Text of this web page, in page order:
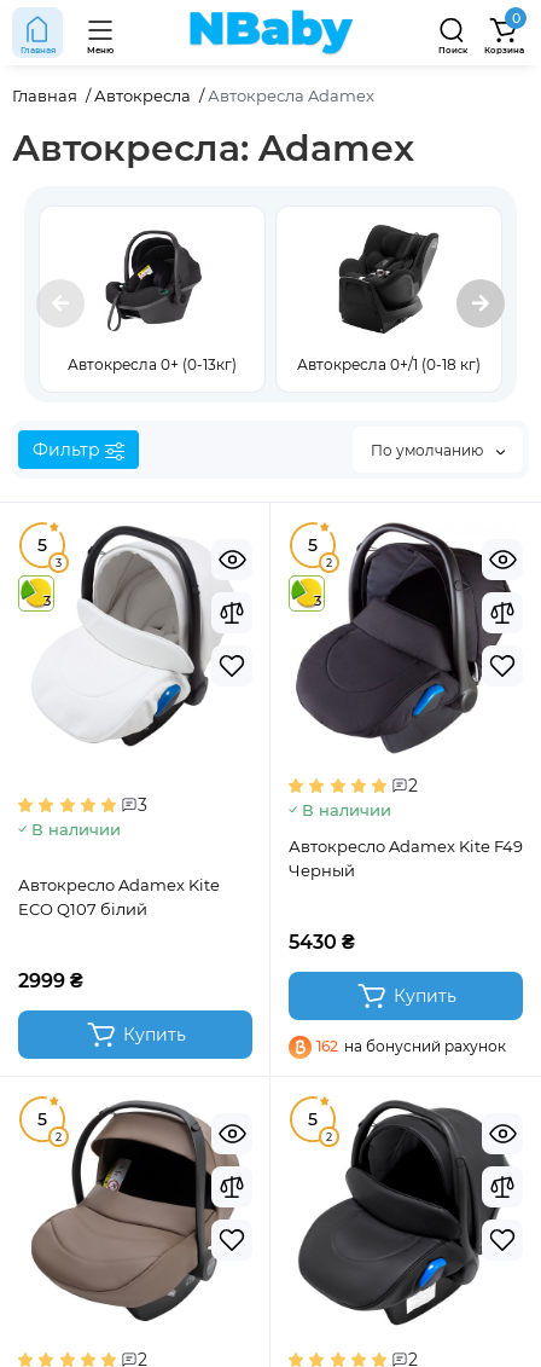
Главная Меню Поиск
0
Корзина
Главная Автокресла Автокресла Adamex
Автокресла: Adamex
Автокресла 0+ (0-13кг) Автокресла 0+/1 (0-18 кг)
Фильтр По умолчанию
5
3
3
3
В наличии
Автокресло Adamex Kite
ECO Q107 білий
2999 ₴
Купить
5
2
3
2
В наличии
Автокресло Adamex Kite F49
Черный
5430 ₴
Купить
162 на бонусний рахунок
5
2
2
5
2
2